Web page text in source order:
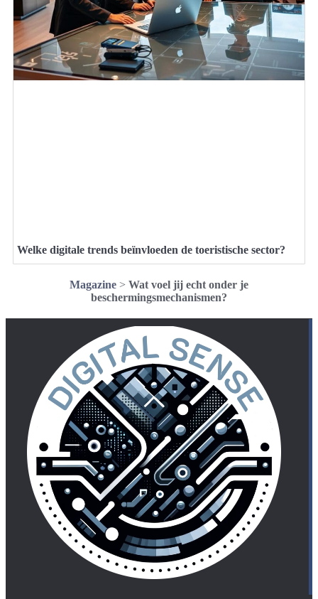
Welke digitale trends beïnvloeden de toeristische sector?
Magazine > Wat voel jij echt onder je
beschermingsmechanismen?